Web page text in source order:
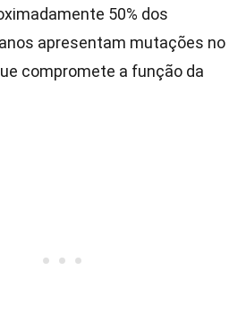
50% dos
apresentam mutações no
compromete a função da